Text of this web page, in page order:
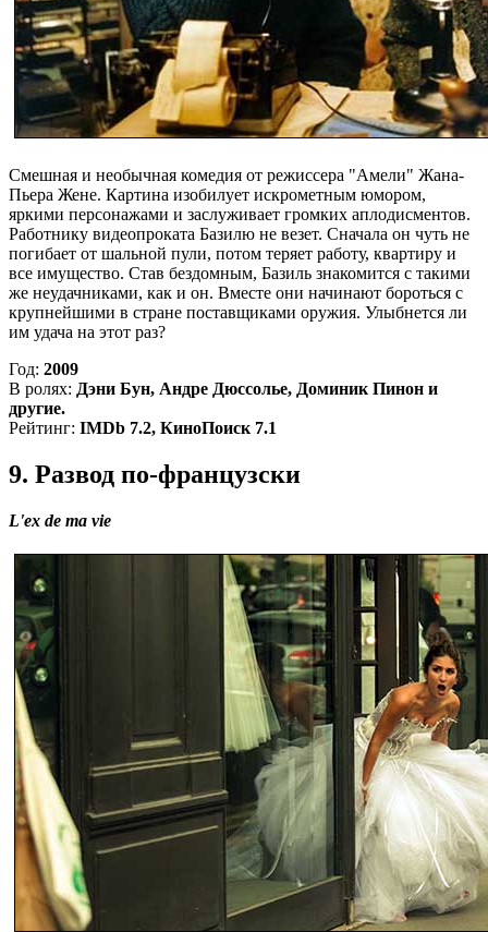
Смешная и необычная комедия от режиссера "Амели" Жана-
Пьера Жене. Картина изобилует искрометным юмором,
яркими персонажами и заслуживает громких аплодисментов.
Работнику видеопроката Базилю не везет. Сначала он чуть не
погибает от шальной пули, потом теряет работу, квартиру и
все имущество. Став бездомным, Базиль знакомится с такими
же неудачниками, как и он. Вместе они начинают бороться с
крупнейшими в стране поставщиками оружия. Улыбнется ли
им удача на этот раз?
Год: 2009
В ролях: Дэни Бун, Андре Дюссолье, Доминик Пинон и
другие.
Рейтинг: IMDb 7.2, КиноПоиск 7.1
9. Развод по-французски
L'ex de ma vie